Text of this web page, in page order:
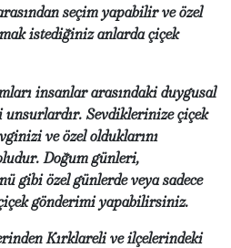
seçim yapabilir ve özel
istediğiniz anlarda çiçek
insanlar arasındaki duygusal
unsurlardır. Sevdiklerinize çiçek
ve özel olduklarını
Doğum günleri,
gibi özel günlerde veya sadece
gönderimi yapabilirsiniz.
Kırklareli ve ilçelerindeki